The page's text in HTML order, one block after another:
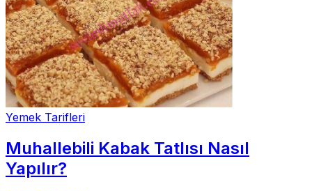
Yemek Tarifleri
Muhallebili Kabak Tatlısı Nasıl
Yapılır?